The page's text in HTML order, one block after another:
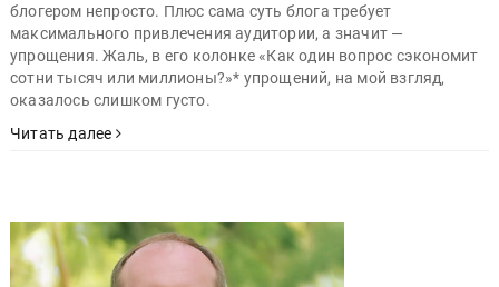
блогером непросто. Плюс сама суть блога требует
максимального привлечения аудитории, а значит —
упрощения. Жаль, в его колонке «Как один вопрос сэкономит
сотни тысяч или миллионы?»* упрощений, на мой взгляд,
оказалось слишком густо.
Читать далее